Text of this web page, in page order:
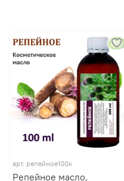
арт. репейное100к
Репейное масло,